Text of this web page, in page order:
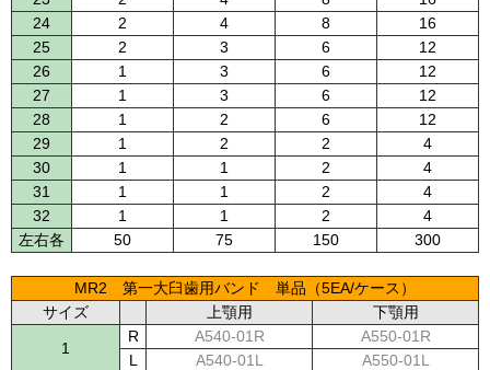
24
2 4 8
16
25
2 3 6
12
26
1 3 6
12
27
1 3 6
12
28
1 2 6
12
29
1 2 2
4
30
1 1 2
4
31
1 1 2
4
32
1 1 2
4
左右各
50 75 150 300
MR2 第一大臼歯用バンド 単品（5EA/ケース）
サイズ
上顎用 下顎用
1
R A540-01R
A550-01R
L
A540-01L A550-01L